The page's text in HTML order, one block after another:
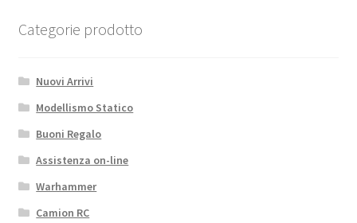
quantità
Categorie prodotto
Nuovi Arrivi
Modellismo Statico
Buoni Regalo
Assistenza on-line
Warhammer
Camion RC